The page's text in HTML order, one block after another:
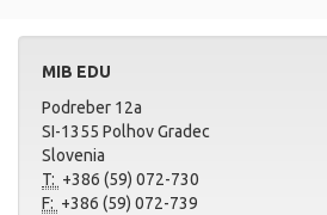
MIB EDU
Podreber 12a
SI-1355 Polhov Gradec
Slovenia
T: +386 (59) 072-730
F: +386 (59) 072-739